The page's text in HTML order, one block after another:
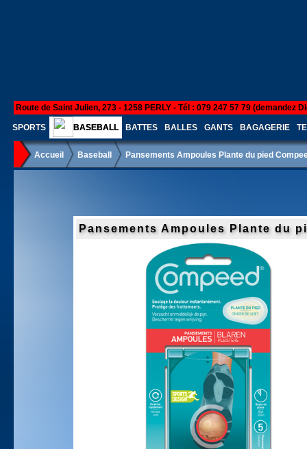
Route de Saint Julien, 273 - 1258 PERLY - Tél : 079 247 57 79 (demandez
SPORTS BASEBALL BATTES BALLES GANTS BAGAGERIE
Accueil Baseball Pansements Ampoules Plante du pied
Pansements Ampoules Plante du